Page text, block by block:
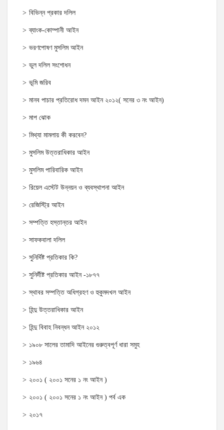
বিভিন্ন প্রকার দলিল
ব্যাংক-কোম্পানী আইন
ভরণপোষণ মুসলিম আইন
ভুল দলিল সংশোধন
ভূমি জরিব
মানব পাচার প্রতিরোধ দমন আইন ২০১২( সনের ৩ নং আইন)
মাপ ঝোক
মিথ্যা মামলায় কী করবেন?
মুসলিম উত্তরাধিকার আইন
মুসলিম পারিবারিক আইন
রিয়েল এস্টেট উন্নয়ন ও ব্যবস্থাপনা আইন
রেজিস্ট্রি আইন
সম্পত্তি হস্তান্তর আইন
সাফকবালা দলিল
সুনির্দিষ্ট প্রতিকার কি?
সুনির্দীষ্ট প্রতিকার আইন -১৮৭৭
স্থাবর সম্পত্তি অধিগ্রহণ ও হুকুমদখল আইন
হিন্দু উত্তরাধিকার আইন
হিন্দু বিবাহ নিবন্ধন আইন ২০১২
১৯০৮ সালের তামাদি আইনের গুরুত্বপূর্ণ ধারা সমুহ
১৯৬৪
২০০১ ( ২০০১ সনের ১ নং আইন )
২০০১ ( ২০০১ সনের ১ নং আইন ) পর্ব এক
২০১৭